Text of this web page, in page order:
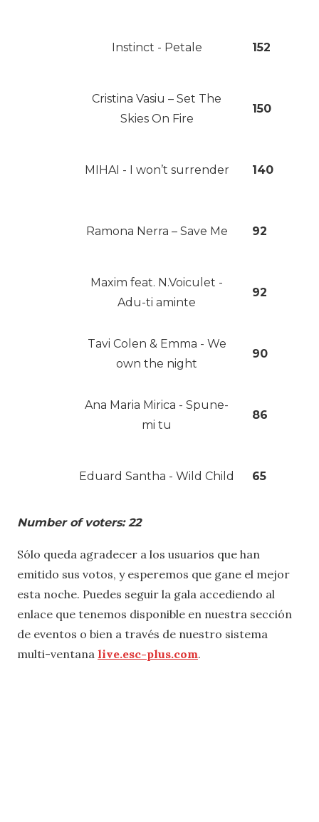
Instinct - Petale 152
Cristina Vasiu – Set The
Skies On Fire
150
MIHAI - I won’t surrender 140
Ramona Nerra – Save Me 92
Maxim feat. N.Voiculet -
Adu-ti aminte
92
Tavi Colen & Emma - We
own the night
90
Ana Maria Mirica - Spune-
mi tu
86
Eduard Santha - Wild Child 65
Number of voters: 22
Sólo queda agradecer a los usuarios que han
emitido sus votos, y esperemos que gane el mejor
esta noche. Puedes seguir la gala accediendo al
enlace que tenemos disponible en nuestra sección
de eventos o bien a través de nuestro sistema
multi-ventana live.esc-plus.com.